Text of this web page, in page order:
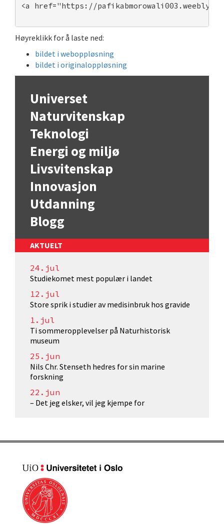
<a href="https://
Høyreklikk for å laste ned:
bildet i weboppløsning
bildet i originaloppløsning
Universet
Naturvitenskap
Teknologi
Energi og miljø
Livsvitenskap
Innovasjon
Utdanning
Blogg
AKTUELT
24.jul
Studiekomet mest populær i landet
12.jul
Store sprik i studier av medisinbruk hos gravide
1.jul
Ti sommeropplevelser på Naturhistorisk
museum
25.jun
Nils Chr. Stenseth hedres for sin marine
forskning
22.jun
– Det jeg elsker, vil jeg kjempe for